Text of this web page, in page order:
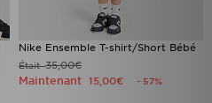
Nike Ensemble T-shirt/Short Bébé
Était35,00€
Maintenant 15,00€ - 57%